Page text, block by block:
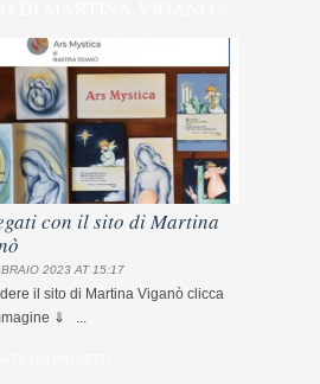
con il sito di Martina
2023 AT 15:17
il sito di Martina Viganò clicca
⇓ ...